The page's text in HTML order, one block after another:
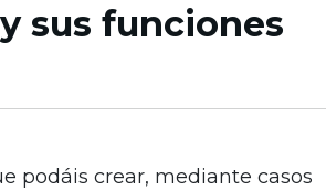
sus funciones
podáis crear, mediante casos